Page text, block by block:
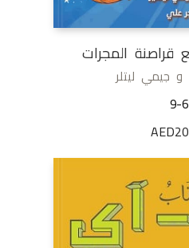
المجرات
و جيمي ليتلر
9-6
AED